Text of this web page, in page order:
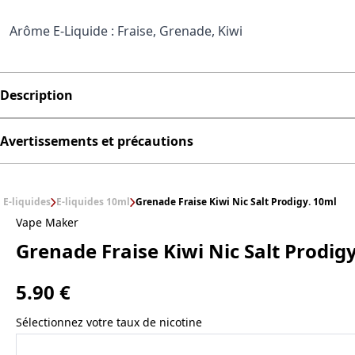
Arôme E-Liquide : Fraise, Grenade, Kiwi
Description
Avertissements et précautions
E-liquides E-liquides 10ml Grenade Fraise Kiwi Nic Salt Prodigy. 10ml
Vape Maker
Grenade Fraise Kiwi Nic Salt
5.90 €
Sélectionnez votre taux de nicotine